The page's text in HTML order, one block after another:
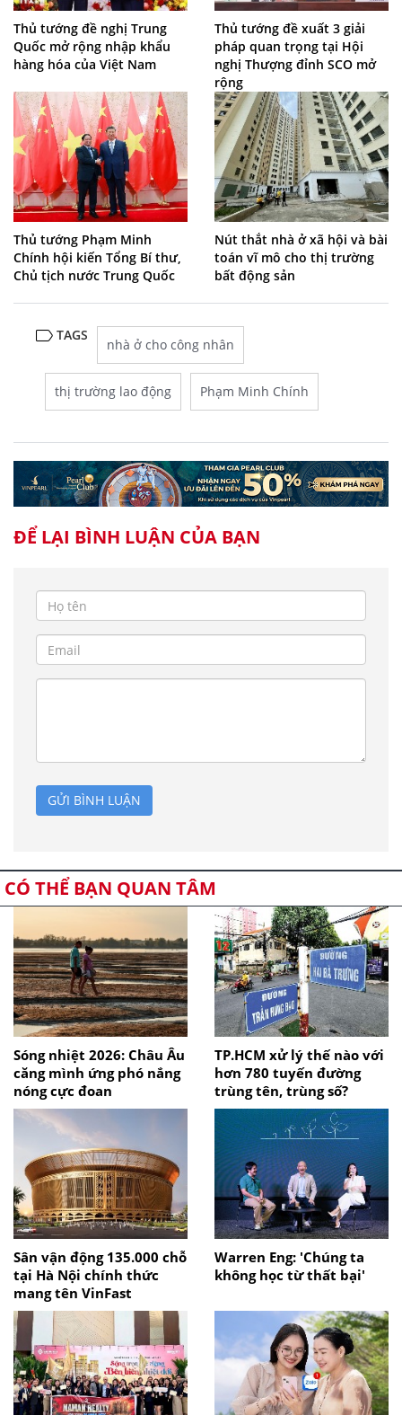
Thủ tướng đề nghị Trung
Quốc mở rộng nhập khẩu
hàng hóa của Việt Nam
Thủ tướng đề xuất 3 giải
pháp quan trọng tại Hội
nghị Thượng đỉnh SCO mở
rộng
Thủ tướng Phạm Minh
Chính hội kiến Tổng Bí thư,
Chủ tịch nước Trung Quốc
Nút thắt nhà ở xã hội và bài
toán vĩ mô cho thị trường
bất động sản
TAGS
nhà ở cho công nhân
thị trường lao động Phạm Minh Chính
ĐỂ LẠI BÌNH LUẬN CỦA BẠN
GỬI BÌNH LUẬN
CÓ THỂ BẠN QUAN TÂM
Sóng nhiệt 2026: Châu Âu
căng mình ứng phó nắng
nóng cực đoan
TP.HCM xử lý thế nào với
hơn 780 tuyến đường
trùng tên, trùng số?
Sân vận động 135.000 chỗ
tại Hà Nội chính thức
mang tên VinFast
Warren Eng: 'Chúng ta
không học từ thất bại'